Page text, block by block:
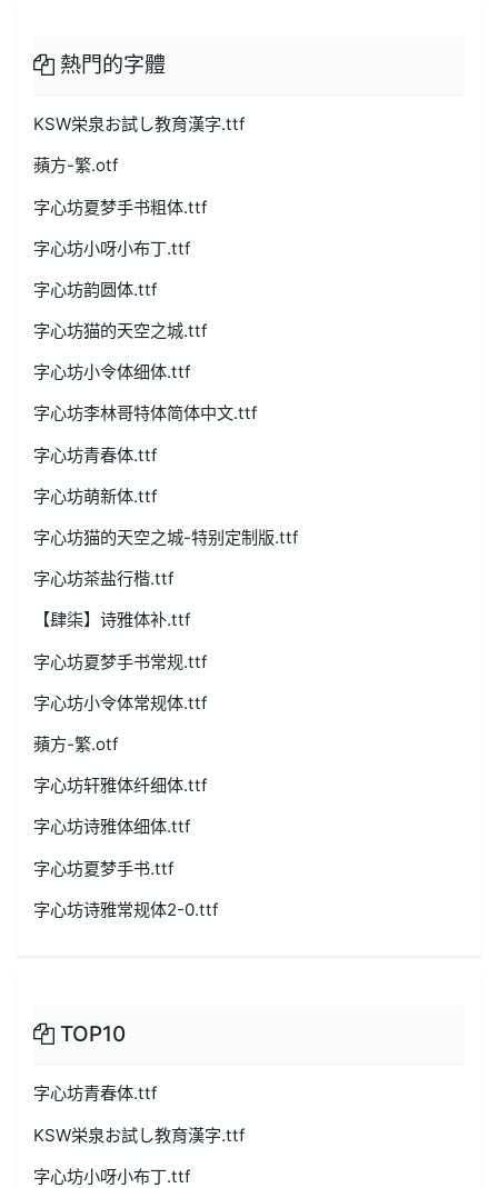
熱門的字體
KSW栄泉お試し教育漢字.ttf
蘋方-繁.otf
字心坊夏梦手书粗体.ttf
字心坊小呀小布丁.ttf
字心坊韵圆体.ttf
字心坊猫的天空之城.ttf
字心坊小令体细体.ttf
字心坊李林哥特体简体中文.ttf
字心坊青春体.ttf
字心坊萌新体.ttf
字心坊猫的天空之城-特别定制版.ttf
字心坊茶盐行楷.ttf
【肆柒】诗雅体补.ttf
字心坊夏梦手书常规.ttf
字心坊小令体常规体.ttf
蘋方-繁.otf
字心坊轩雅体纤细体.ttf
字心坊诗雅体细体.ttf
字心坊夏梦手书.ttf
字心坊诗雅常规体2-0.ttf
TOP10
字心坊青春体.ttf
KSW栄泉お試し教育漢字.ttf
字心坊小呀小布丁.ttf